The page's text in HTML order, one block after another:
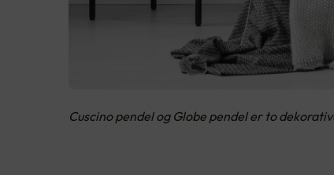
Cuscino pendel og Globe pendel er to